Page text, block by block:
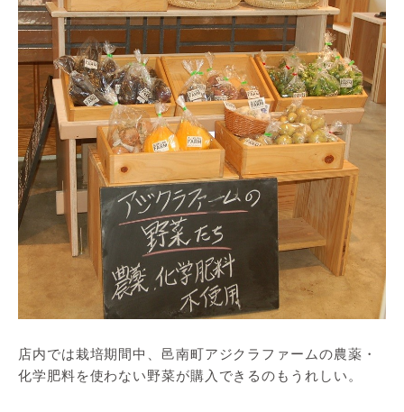
店内では栽培期間中、邑南町アジクラファームの農薬・
化学肥料を使わない野菜が購入できるのもうれしい。